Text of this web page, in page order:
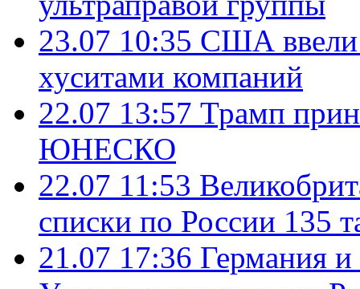
23.07 10:35 США ввели
хуситами компаний
22.07 13:57 Трамп
ЮНЕСКО
22.07 11:53
списки по России 135
21.07 17:36 Германия